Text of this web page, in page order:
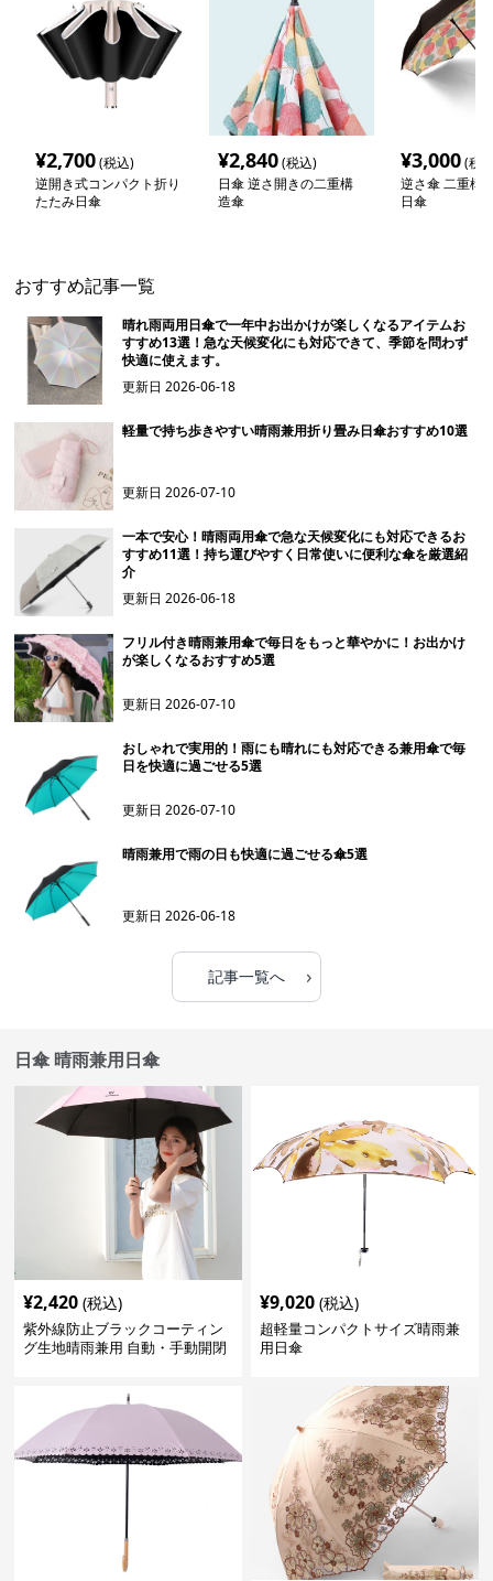
¥2,700(税込)
逆開き式コンパクト折り
たたみ日傘
¥2,840(税込)
日傘 逆さ開きの二重構
造傘
¥3,000(税
逆さ傘 二重構
日傘
おすすめ記事一覧
晴れ雨両用日傘で一年中お出かけが楽しくなるアイテムお
すすめ13選！急な天候変化にも対応できて、季節を問わず
快適に使えます。
更新日2026-06-18
軽量で持ち歩きやすい晴雨兼用折り畳み日傘おすすめ10選
更新日2026-07-10
一本で安心！晴雨両用傘で急な天候変化にも対応できるお
すすめ11選！持ち運びやすく日常使いに便利な傘を厳選紹
介
更新日2026-06-18
フリル付き晴雨兼用傘で毎日をもっと華やかに！お出かけ
が楽しくなるおすすめ5選
更新日2026-07-10
おしゃれで実用的！雨にも晴れにも対応できる兼用傘で毎
日を快適に過ごせる5選
更新日2026-07-10
晴雨兼用で雨の日も快適に過ごせる傘5選
更新日2026-06-18
記事一覧へ ›
日傘 晴雨兼用日傘
¥2,420 (税込)
紫外線防止ブラックコーティン
グ生地晴雨兼用 自動・手動開閉
¥9,020 (税込)
超軽量コンパクトサイズ晴雨兼
用日傘